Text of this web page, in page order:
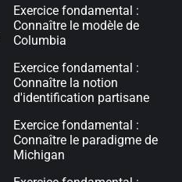
Exercice fondamental :
Connaître le modèle de
Columbia
Exercice fondamental :
Connaître la notion
d'identification partisane
Exercice fondamental :
Connaître le paradigme de
Michigan